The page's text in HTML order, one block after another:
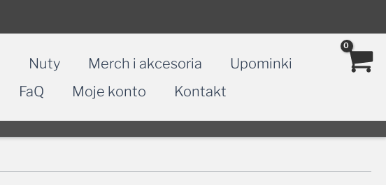
Nuty Merch i akcesoria
Upominki
FaQ Moje konto Kontakt